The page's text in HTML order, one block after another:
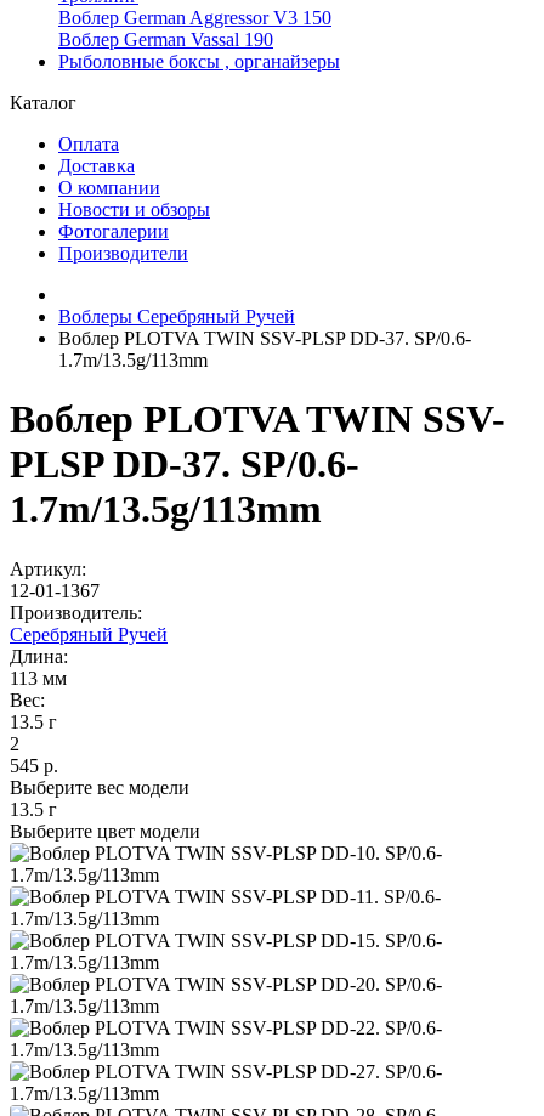
Воблер German Aggressor V3 150
Воблер German Vassal 190
Рыболовные боксы , органайзеры
Каталог
Оплата
Доставка
О компании
Новости и обзоры
Фотогалерии
Производители
Воблеры Серебряный Ручей
Воблер PLOTVA TWIN SSV-PLSP DD-37. SP/0.6-
1.7m/13.5g/113mm
Воблер PLOTVA TWIN SSV-
PLSP DD-37. SP/0.6-
1.7m/13.5g/113mm
Артикул:
12-01-1367
Производитель:
Серебряный Ручей
Длина:
113 мм
Вес:
13.5 г
2
545 р.
Выберите вес модели
13.5 г
Выберите цвет модели